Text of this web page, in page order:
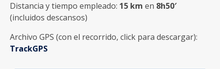
Distancia y tiempo empleado: 15 km en 8h50′
(incluidos descansos)
Archivo GPS (con el recorrido, click para descargar):
TrackGPS